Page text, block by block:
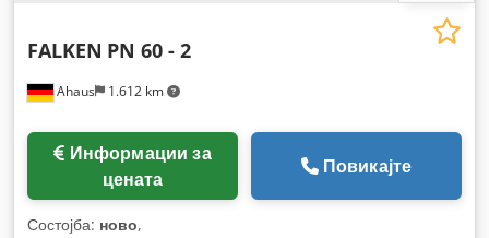
Ahaus 1.612 km
FALKEN PN 60 - 2
цената
Повикајте
Состојба: ново,